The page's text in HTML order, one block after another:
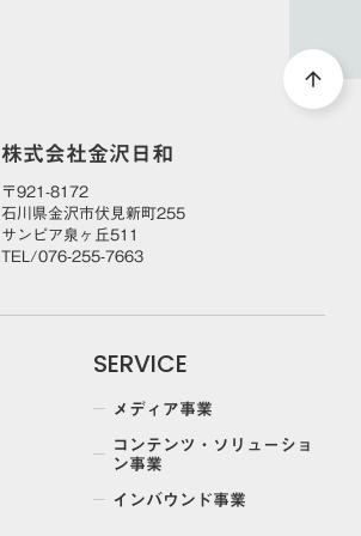
株式会社金沢日和
〒921-8172
石川県金沢市伏見新町255
サンピア泉ヶ丘511
TEL/076-255-7663
SERVICE
メディア事業
コンテンツ・ソリューショ
ン事業
インバウンド事業
arrow_upward